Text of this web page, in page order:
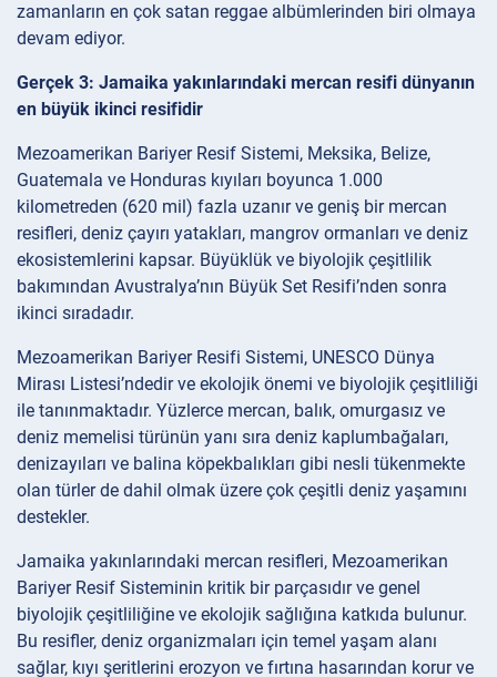
zamanların en çok satan reggae albümlerinden biri olmaya
devam ediyor.
Gerçek 3: Jamaika yakınlarındaki mercan resifi dünyanın
en büyük ikinci resifidir
Mezoamerikan Bariyer Resif Sistemi, Meksika, Belize,
Guatemala ve Honduras kıyıları boyunca 1.000
kilometreden (620 mil) fazla uzanır ve geniş bir mercan
resifleri, deniz çayırı yatakları, mangrov ormanları ve deniz
ekosistemlerini kapsar. Büyüklük ve biyolojik çeşitlilik
bakımından Avustralya’nın Büyük Set Resifi’nden sonra
ikinci sıradadır.
Mezoamerikan Bariyer Resifi Sistemi, UNESCO Dünya
Mirası Listesi’ndedir ve ekolojik önemi ve biyolojik çeşitliliği
ile tanınmaktadır. Yüzlerce mercan, balık, omurgasız ve
deniz memelisi türünün yanı sıra deniz kaplumbağaları,
denizayıları ve balina köpekbalıkları gibi nesli tükenmekte
olan türler de dahil olmak üzere çok çeşitli deniz yaşamını
destekler.
Jamaika yakınlarındaki mercan resifleri, Mezoamerikan
Bariyer Resif Sisteminin kritik bir parçasıdır ve genel
biyolojik çeşitliliğine ve ekolojik sağlığına katkıda bulunur.
Bu resifler, deniz organizmaları için temel yaşam alanı
sağlar, kıyı şeritlerini erozyon ve fırtına hasarından korur ve